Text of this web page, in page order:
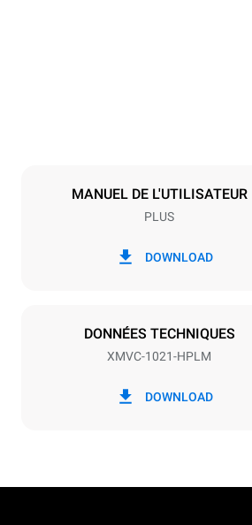
MANUEL DE L'UTILISATEUR
PLUS
DOWNLOAD
DONNÉES TECHNIQUES
XMVC-1021-HPLM
DOWNLOAD